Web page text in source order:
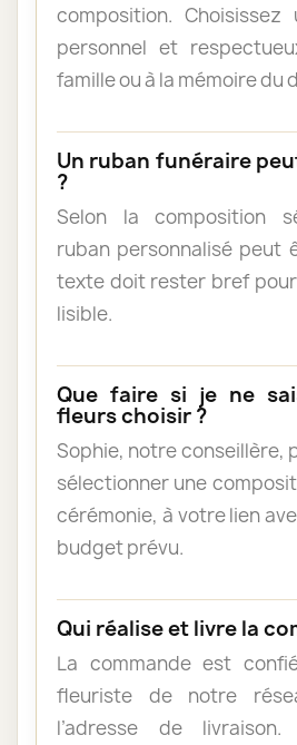
composition.
personnel et
famille ou à la mémoire du
Un ruban funéraire
?
Selon la composition
ruban personnalisé peut
texte doit rester bref
lisible.
Que faire si je ne
fleurs choisir ?
Sophie, notre conseillère,
sélectionner une
cérémonie, à votre lien
budget prévu.
Qui réalise et livre la
La commande est
fleuriste de notre
l’adresse de